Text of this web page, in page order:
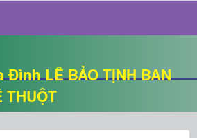
Đình LÊ BẢO TỊNH BAN
THUỘT